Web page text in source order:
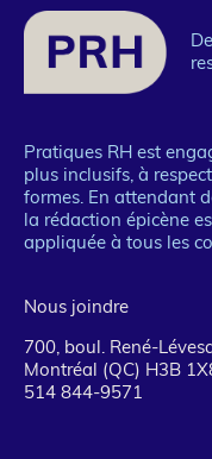
Pratiques RH est
plus inclusifs, à
formes. En attendant
la rédaction épicène
appliquée à tous les
Nous joindre
700, boul. René-
Montréal (QC) H3B
514 844-9571